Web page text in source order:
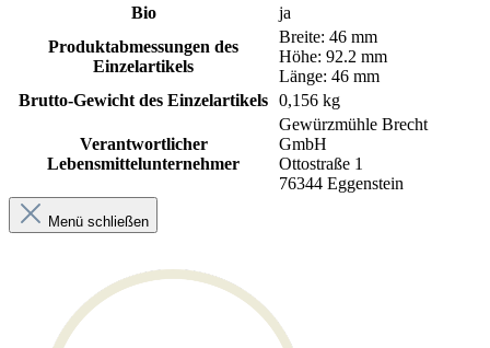
Bio
ja
Produktabmessungen des
Einzelartikels
Breite: 46 mm
Höhe: 92.2 mm
Länge: 46 mm
Brutto-Gewicht des Einzelartikels 0,156 kg
Verantwortlicher
Lebensmittelunternehmer
Gewürzmühle Brecht
GmbH
Ottostraße 1
76344 Eggenstein
Menü schließen